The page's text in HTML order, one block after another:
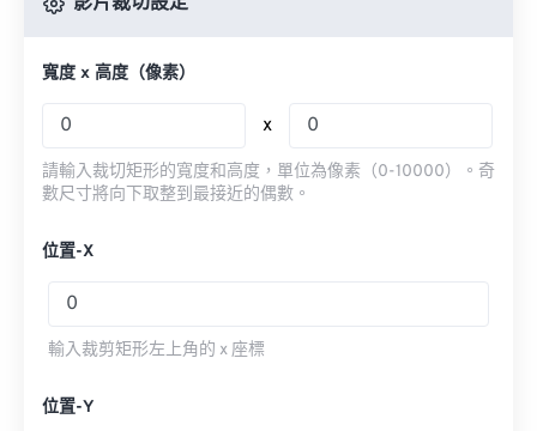
寬度 x 高度（像素）
x
請輸入裁切矩形的寬度和高度，單位為像素（0-10000）。奇
數尺寸將向下取整到最接近的偶數。
位置-X
輸入裁剪矩形左上角的 x 座標
位置-Y